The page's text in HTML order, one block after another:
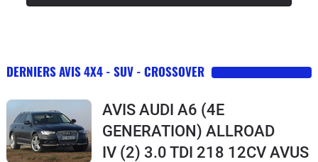
DERNIERS AVIS 4X4 - SUV - CROSSOVER
AVIS AUDI A6 (4E
GENERATION) ALLROAD
IV (2) 3.0 TDI 218 12CV AVUS